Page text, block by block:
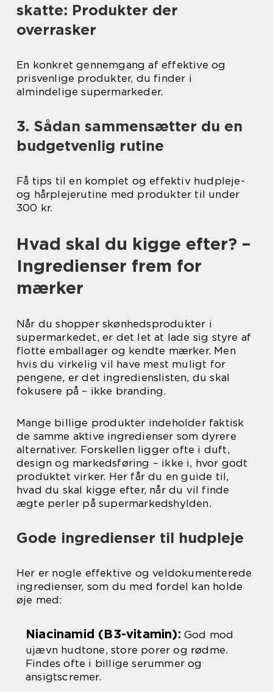
skatte: Produkter der
overrasker
En konkret gennemgang af effektive og
prisvenlige produkter, du finder i
almindelige supermarkeder.
3. Sådan sammensætter du en
budgetvenlig rutine
Få tips til en komplet og effektiv hudpleje-
og hårplejerutine med produkter til under
300 kr.
Hvad skal du kigge efter? –
Ingredienser frem for
mærker
Når du shopper skønhedsprodukter i
supermarkedet, er det let at lade sig styre af
flotte emballager og kendte mærker. Men
hvis du virkelig vil have mest muligt for
pengene, er det ingredienslisten, du skal
fokusere på – ikke branding.
Mange billige produkter indeholder faktisk
de samme aktive ingredienser som dyrere
alternativer. Forskellen ligger ofte i duft,
design og markedsføring – ikke i, hvor godt
produktet virker. Her får du en guide til,
hvad du skal kigge efter, når du vil finde
ægte perler på supermarkedshylden.
Gode ingredienser til hudpleje
Her er nogle effektive og veldokumenterede
ingredienser, som du med fordel kan holde
øje med:
Niacinamid (B3-vitamin): God mod
ujævn hudtone, store porer og rødme.
Findes ofte i billige serummer og
ansigtscremer.